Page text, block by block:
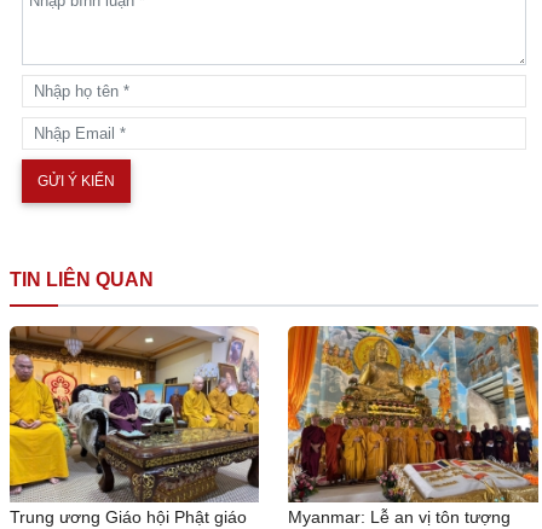
TIN LIÊN QUAN
Trung ương Giáo hội Phật giáo
Myanmar: Lễ an vị tôn tượng